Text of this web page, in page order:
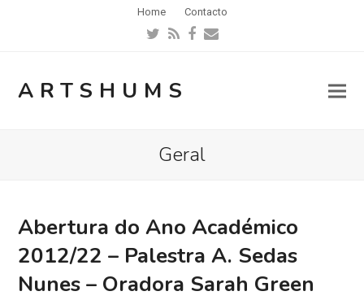
Home Contacto
Twitter
RSSFacebook
Email
ARTSHUMS
Geral
Abertura do Ano Académico
2012/22 – Palestra A. Sedas
Nunes – Oradora Sarah Green